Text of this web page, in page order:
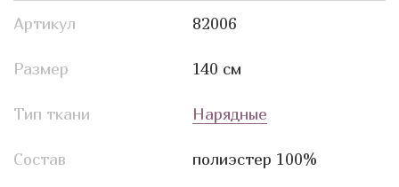
Артикул 82006
Размер 140 см
Тип ткани Нарядные
Состав полиэстер 100%